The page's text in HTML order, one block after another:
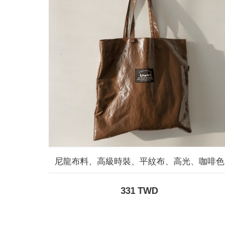
尼龍布料、高級時裝、平紋布、高光、咖啡色
331 TWD